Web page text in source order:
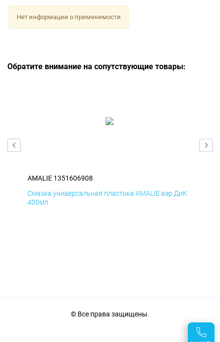
Нет информации о применимости
Обратите внимание на сопутствующие товары:
AMALIE 1351606908
Смазка универсальная пластика AMALIE аэр ДиК
400мл
© Все права защищены.